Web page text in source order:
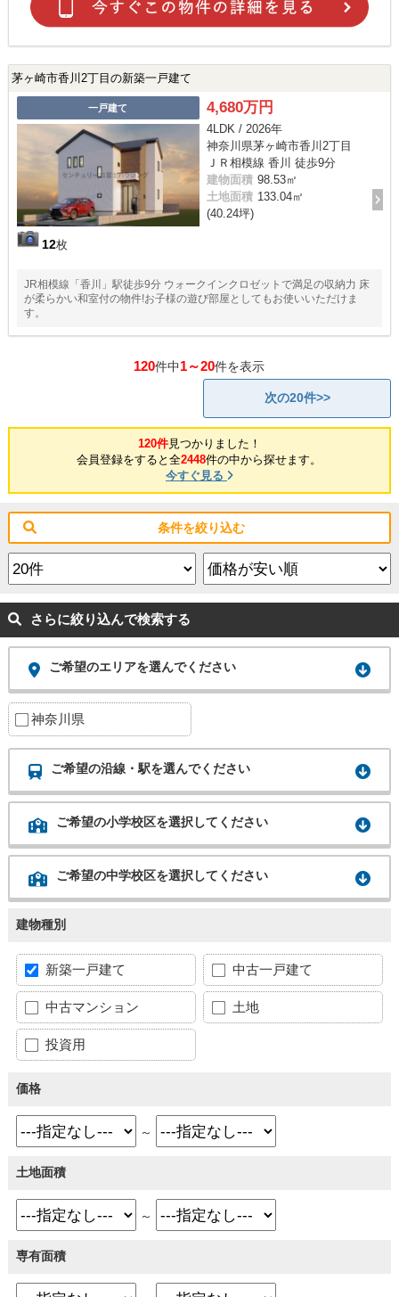
茅ヶ崎市香川2丁目の新築一戸建て
一戸建て
12枚
4,680万円
4LDK / 2026年
神奈川県茅ヶ崎市香川2丁目
ＪＲ相模線 香川 徒歩9分
建物面積 98.53㎡
土地面積 133.04㎡
(40.24坪)
JR相模線「香川」駅徒歩9分 ウォークインクロゼットで満足の収納力 床
が柔らかい和室付の物件!お子様の遊び部屋としてもお使いいただけま
す。
120件中1～20件を表示
次の20件>>
120件見つかりました！
会員登録をすると全2448件の中から探せます。
今すぐ見る
条件を絞り込む
さらに絞り込んで検索する
ご希望のエリアを選んでください
神奈川県
ご希望の沿線・駅を選んでください
ご希望の小学校区を選択してください
ご希望の中学校区を選択してください
建物種別
新築一戸建て 中古一戸建て
中古マンション 土地
投資用
価格
～
土地面積
～
専有面積